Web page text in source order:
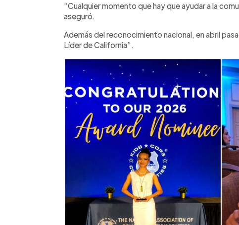
“Cualquier momento que hay que ayudar a la
aseguró.
Además del reconocimiento nacional, en abril
Líder de California”.